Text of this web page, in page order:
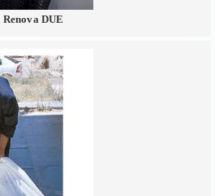
Renova DUE